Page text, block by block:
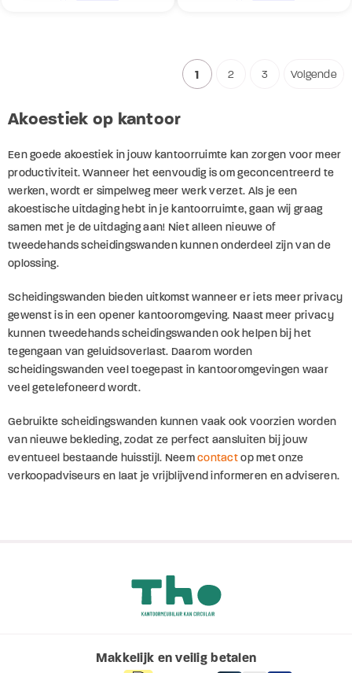
gegevens combineren met andere informatie die u aan ze
heeft verstrekt of die ze hebben verzameld op basis van
cookies als u onze website blijft gebruiken.
1 2 3 Volgende
Akoestiek op kantoor
Een goede akoestiek in jouw kantoorruimte kan zorgen voor meer
productiviteit. Wanneer het eenvoudig is om geconcentreerd te
werken, wordt er simpelweg meer werk verzet. Als je een
akoestische uitdaging hebt in je kantoorruimte, gaan wij graag
samen met je de uitdaging aan! Niet alleen nieuwe of
tweedehands scheidingswanden kunnen onderdeel zijn van de
oplossing.
Scheidingswanden bieden uitkomst wanneer er iets meer privacy
gewenst is in een opener kantooromgeving. Naast meer privacy
kunnen tweedehands scheidingswanden ook helpen bij het
tegengaan van geluidsoverlast. Daarom worden
scheidingswanden veel toegepast in kantooromgevingen waar
veel getelefoneerd wordt.
Gebruikte scheidingswanden kunnen vaak ook voorzien worden
van nieuwe bekleding, zodat ze perfect aansluiten bij jouw
eventueel bestaande huisstijl. Neemcontactop met onze
verkoopadviseurs en laat je vrijblijvend informeren en adviseren.
Makkelijk en veilig betalen